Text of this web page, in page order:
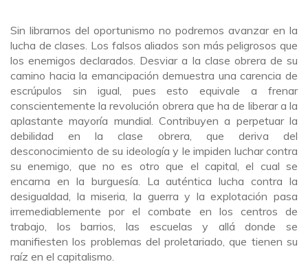
Sin librarnos del oportunismo no podremos avanzar en la
lucha de clases. Los falsos aliados son más peligrosos que
los enemigos declarados. Desviar a la clase obrera de su
camino hacia la emancipación demuestra una carencia de
escrúpulos sin igual, pues esto equivale a frenar
conscientemente la revolución obrera que ha de liberar a la
aplastante mayoría mundial. Contribuyen a perpetuar la
debilidad en la clase obrera, que deriva del
desconocimiento de su ideología y le impiden luchar contra
su enemigo, que no es otro que el capital, el cual se
encarna en la burguesía. La auténtica lucha contra la
desigualdad, la miseria, la guerra y la explotación pasa
irremediablemente por el combate en los centros de
trabajo, los barrios, las escuelas y allá donde se
manifiesten los problemas del proletariado, que tienen su
raíz en el capitalismo.